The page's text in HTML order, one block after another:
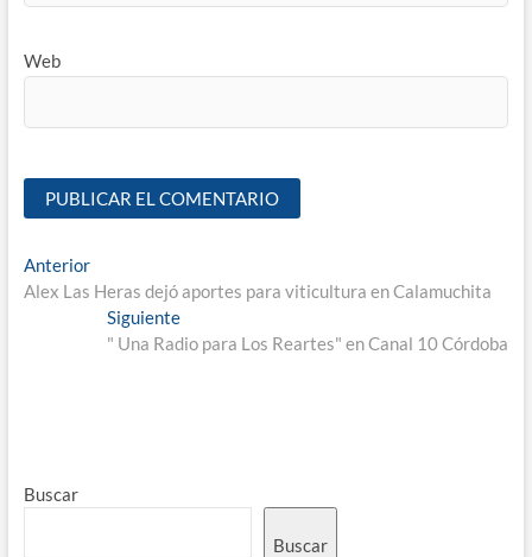
Web
Anterior
Alex Las Heras dejó aportes para viticultura en Calamuchita
Siguiente
" Una Radio para Los Reartes" en Canal 10 Córdoba
Buscar
Buscar